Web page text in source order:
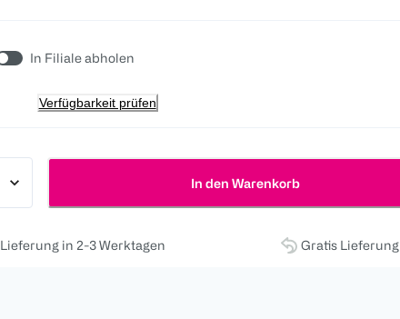
In Filiale abholen
Verfügbarkeit prüfen
In den Warenkorb
Lieferung in 2-3 Werktagen Gratis